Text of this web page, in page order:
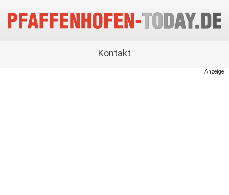
Kontakt
Anzeige